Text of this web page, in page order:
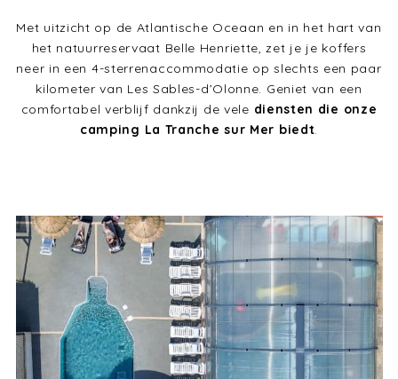
Met uitzicht op de Atlantische Oceaan en in het hart van
het natuurreservaat Belle Henriette, zet je je koffers
neer in een 4-sterrenaccommodatie op slechts een paar
kilometer van Les Sables-d’Olonne. Geniet van een
comfortabel verblijf dankzij de vele diensten die onze
camping La Tranche sur Mer biedt.